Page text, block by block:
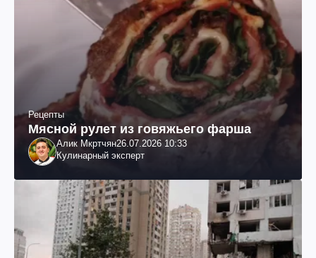
Рецепты
Мясной рулет из говяжьего фарша
Алик Мкртчян26.07.2026 10:33
Кулинарный эксперт